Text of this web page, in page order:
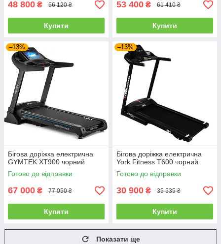
48 800 ₴ 56 120 ₴
Купити
53 400 ₴ 61 410 ₴
Купити
–13%
Бігова доріжка електрична
GYMTEK XT900 чорний
Готово до відправки
67 000 ₴ 77 050 ₴
Купити
–13%
Бігова доріжка електрична
York Fitness T600 чорний
Готово до відправки
30 900 ₴ 35 535 ₴
Купити
Показати ще